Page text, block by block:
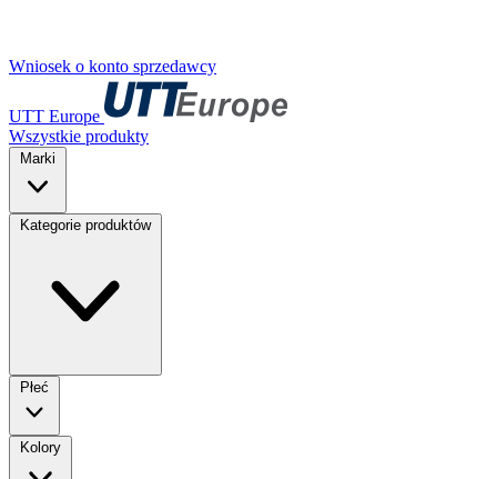
Wniosek o konto sprzedawcy
UTT Europe
Wszystkie produkty
Marki
Kategorie produktów
Płeć
Kolory